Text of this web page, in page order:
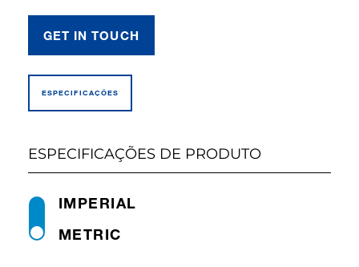
GET IN TOUCH
ESPECIFICAÇÕES
ESPECIFICAÇÕES DE PRODUTO
METRIC
IMPERIAL